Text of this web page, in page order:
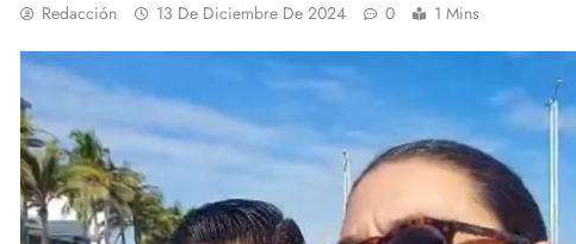
ACTIVIDADES DE ROCÍO NAHLE
Redacción 13 De Diciembre De 2024 0 1 Mins